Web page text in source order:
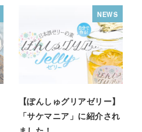
NEWS
【ぽんしゅグリアゼリー】
「サケマニア」に紹介され